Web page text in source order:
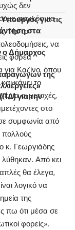
δεν
παγκόσμια
Να το
να
φορέα
για Καζίνο, όπου
κάνει το
οι μετοχές,
στο
συμφωνία από
πολλούς
κ. Γεωργιάδης
λύθηκαν. Από κει
θα έλεγα,
λογικό να
της
πω ότι μέσα σε
φορείς».
για τις
στα
ο Δήμαρχος
της
για την